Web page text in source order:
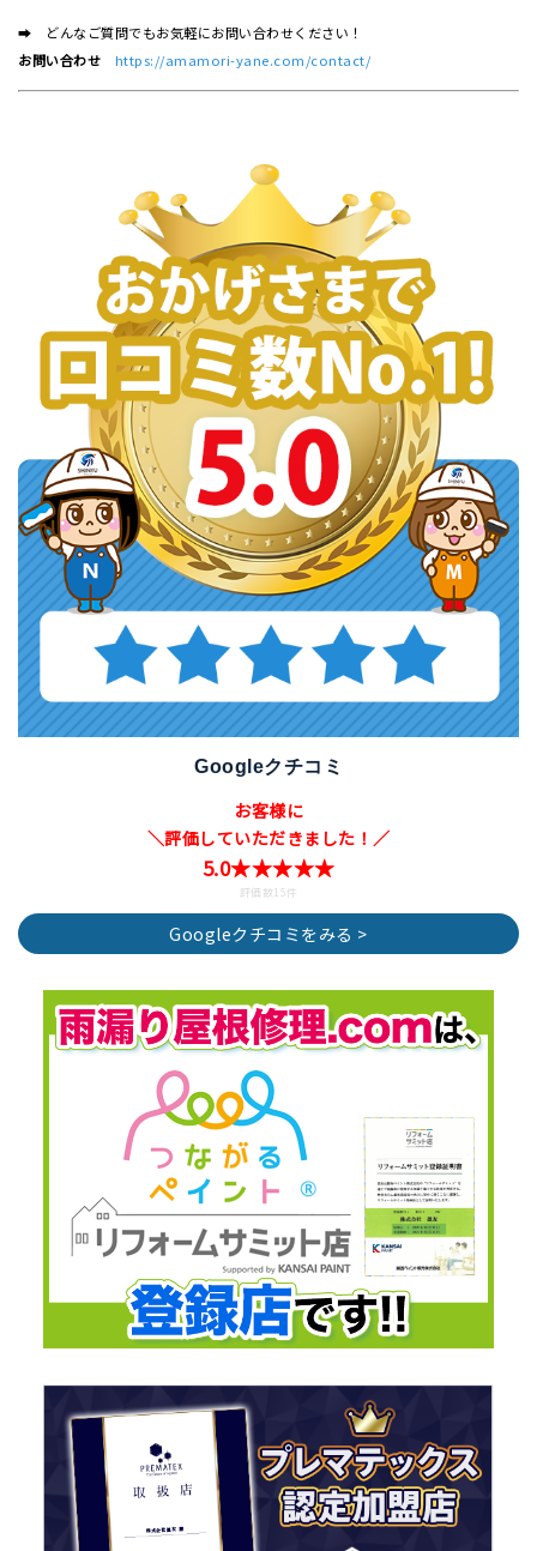
➡ どんなご質問でもお気軽にお問い合わせください！
お問い合わせ
https://amamori-yane.com/contact/
Googleクチコミ
お客様に
＼評価していただきました！／
5.0★★★★★
評価数15件
Googleクチコミをみる >